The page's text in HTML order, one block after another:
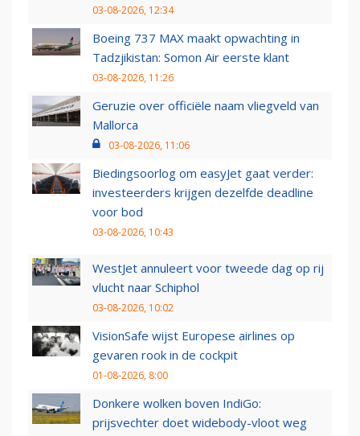
03-08-2026, 12:34
Boeing 737 MAX maakt opwachting in
Tadzjikistan: Somon Air eerste klant
03-08-2026, 11:26
Geruzie over officiële naam vliegveld van
Mallorca
03-08-2026, 11:06
Biedingsoorlog om easyJet gaat verder:
investeerders krijgen dezelfde deadline
voor bod
03-08-2026, 10:43
WestJet annuleert voor tweede dag op rij
vlucht naar Schiphol
03-08-2026, 10:02
VisionSafe wijst Europese airlines op
gevaren rook in de cockpit
01-08-2026, 8:00
Donkere wolken boven IndiGo:
prijsvechter doet widebody-vloot weg